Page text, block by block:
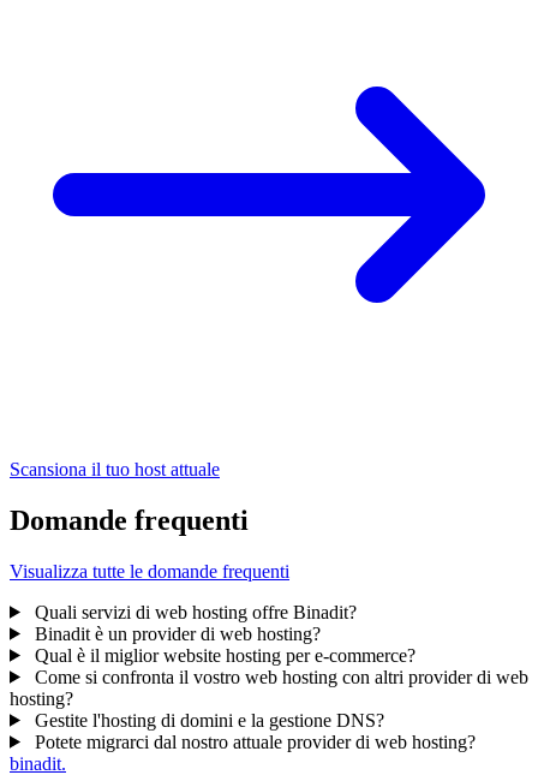
Scansiona il tuo host attuale
Domande frequenti
Visualizza tutte le domande frequenti
Quali servizi di web hosting offre Binadit?
Binadit è un provider di web hosting?
Qual è il miglior website hosting per e-commerce?
Come si confronta il vostro web hosting con altri provider di web
hosting?
Gestite l'hosting di domini e la gestione DNS?
Potete migrarci dal nostro attuale provider di web hosting?
binadit.